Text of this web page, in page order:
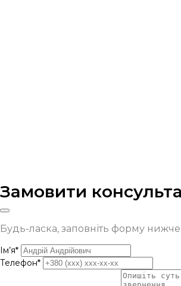
Замовити
Будь-ласка, заповніть форму
Ім’я*
Телефон*